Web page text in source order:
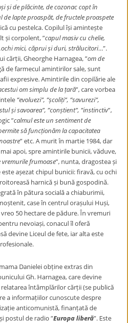
și de plăcinte, de cozonac copt în
lapte proaspăt, de fructele proaspete
cu pestelca. Copilul își amintește
și corpolent, ”capul masiv cu chelie,
mici, căprui și duri, strălucitori…”.
cărții, Gheorghe Harnagea, ”om de
de farmecul amintirilor sale, sunt
expresive. Amintirile din copilărie ale
om simplu de la țară”, care vorbea
”evoluezi”, ”școliți”, ”savurezi”,
și savoarea”, ”conștient”, ”instinctiv”,
”calmul este un sentiment de
să funcționăm la capacitatea
” etc. A murit în martie 1984, dar
apoi, spre amintirile bunicii, văduve,
vremurile frumoase”, nunta, dragostea și
este așezat chipul bunicii: firavă, cu ochi
harnică și bună gospodină.
în pătura socială a chiaburimii,
case în centrul orașului Huși,
50 hectare de pădure. În vremuri
nevoiași, conacul îl oferă
devine Liceul de fete, iar alta este
Danielei obține extras din
Gh. Harnagea, care devine
întâmplărilor cărții (se publică
a informațiilor cunoscute despre
anticomunistă, finanțată de
postul de radio ”Europa liberă”. Este